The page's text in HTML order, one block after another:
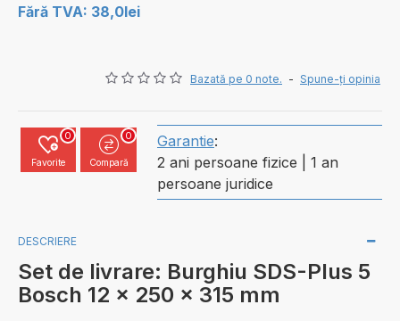
Bazată pe 0 note. - Spune-ţi opinia
Fără TVA: 38,0lei
Favorite
0
Compară
0 Garantie:
2 ani persoane fizice | 1 an
persoane juridice
DESCRIERE
Set de livrare: Burghiu SDS-Plus 5
Bosch 12 x 250 x 315 mm